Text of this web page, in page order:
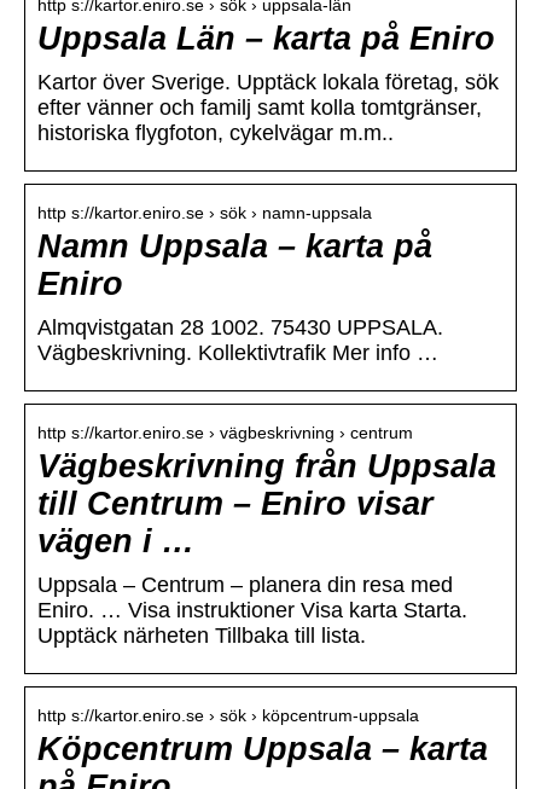
http s://kartor.eniro.se › sök › uppsala-län
Uppsala Län – karta på Eniro
Kartor över Sverige. Upptäck lokala företag, sök
efter vänner och familj samt kolla tomtgränser,
historiska flygfoton, cykelvägar m.m..
http s://kartor.eniro.se › sök › namn-uppsala
Namn Uppsala – karta på
Eniro
Almqvistgatan 28 1002. 75430 UPPSALA.
Vägbeskrivning. Kollektivtrafik Mer info …
http s://kartor.eniro.se › vägbeskrivning › centrum
Vägbeskrivning från Uppsala
till Centrum – Eniro visar
vägen i …
Uppsala – Centrum – planera din resa med
Eniro. … Visa instruktioner Visa karta Starta.
Upptäck närheten Tillbaka till lista.
http s://kartor.eniro.se › sök › köpcentrum-uppsala
Köpcentrum Uppsala – karta